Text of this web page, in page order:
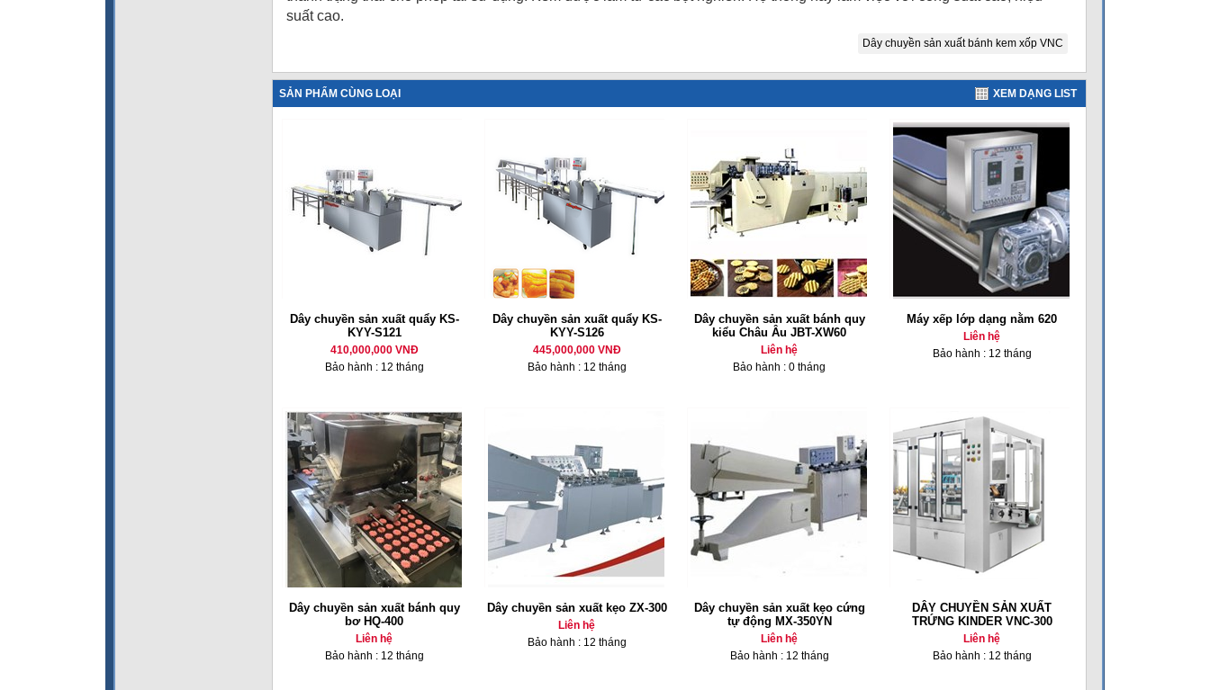
suất cao.
Dây chuyền sản xuất bánh kem xốp VNC
SẢN PHẨM CÙNG LOẠI XEM DẠNG LIST
Dây chuyền sản xuất quẩy KS-
KYY-S121
410,000,000 VNĐ
Bảo hành : 12 tháng
Dây chuyền sản xuất quẩy KS-
KYY-S126
445,000,000 VNĐ
Bảo hành : 12 tháng
Dây chuyền sản xuất bánh quy
kiểu Châu Âu JBT-XW60
Liên hệ
Bảo hành : 0 tháng
Máy xếp lớp dạng nằm 620
Liên hệ
Bảo hành : 12 tháng
Dây chuyền sản xuất bánh quy
bơ HQ-400
Liên hệ
Bảo hành : 12 tháng
Dây chuyền sản xuất kẹo ZX-300
Liên hệ
Bảo hành : 12 tháng
Dây chuyền sản xuất kẹo cứng
tự động MX-350YN
Liên hệ
Bảo hành : 12 tháng
DÂY CHUYỀN SẢN XUẤT
TRỨNG KINDER VNC-300
Liên hệ
Bảo hành : 12 tháng